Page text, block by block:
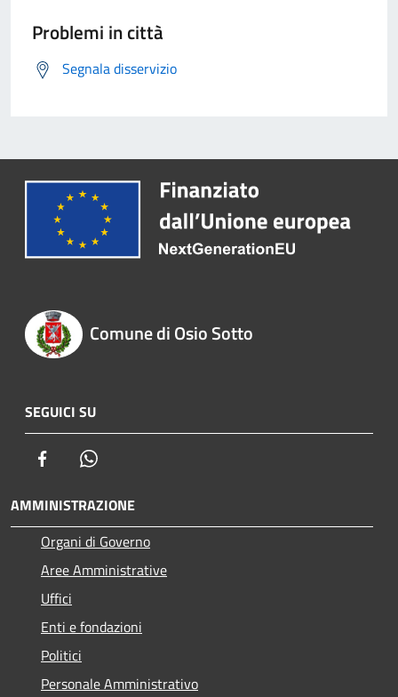
Problemi in città
Segnala disservizio
Comune di Osio Sotto
SEGUICI SU
Facebook
AMMINISTRAZIONE
Organi di Governo
Aree Amministrative
Uffici
Enti e fondazioni
Politici
Personale Amministrativo